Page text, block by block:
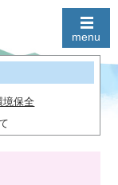
境保全